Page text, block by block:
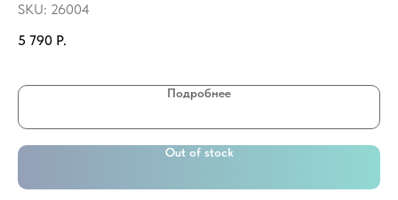
SKU: 26004
5 790 Р.
Подробнее
Out of stock